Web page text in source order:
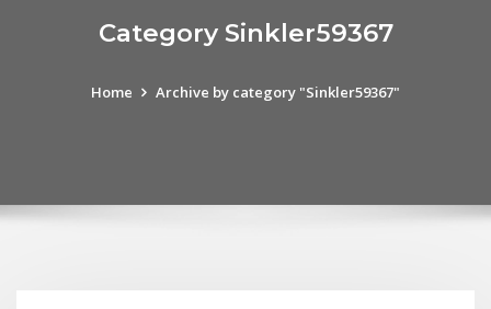
Category Sinkler59367
Home Archive by category "Sinkler59367"